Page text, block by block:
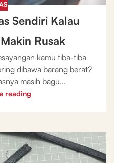
Sendiri Kalau
Rusak
kamu tiba-tiba
dibawa barang berat?
masih bagu...
reading